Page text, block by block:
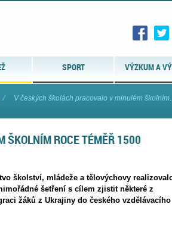
SPORT VÝZKUM A
⁄ V českých školách pracovalo v minulém
ŠKOLNÍM ROCE TÉMĚŘ 1500
školství, mládeže a tělovýchovy
šetření s cílem zjistit některé z
žáků z Ukrajiny do českého vzdělávacího